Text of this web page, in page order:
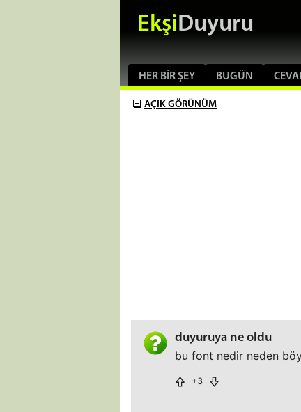
EkşiDuyuru
HER BIR ŞEY BUGÜN
AÇIK GÖRÜNÜM
duyuruya ne oldu
bu font nedir neden
+3